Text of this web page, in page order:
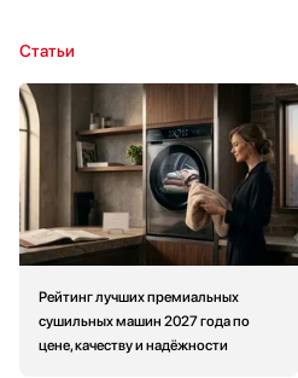
Статьи
Рейтинг лучших премиальных
сушильных машин 2027 года по
цене, качеству и надёжности